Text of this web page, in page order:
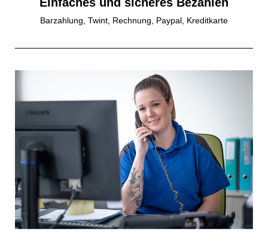
Barzahlung, Twint, Rechnung, Paypal, Kreditkarte